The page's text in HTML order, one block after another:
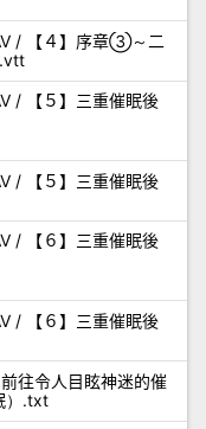
/ 【４】序章③～二
/ 【５】三重催眠後
/ 【５】三重催眠後
/ 【６】三重催眠後
/ 【６】三重催眠後
往令人目眩神迷的催
）.txt